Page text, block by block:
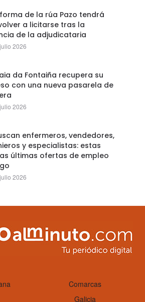
de la rúa Pazo tendrá
a licitarse tras la
de la adjudicataria
2026
da Fontaiña recupera su
con una nueva pasarela de
2026
enfermeros, vendedores,
y especialistas: estas
últimas ofertas de empleo
2026
Comarcas
Galicia